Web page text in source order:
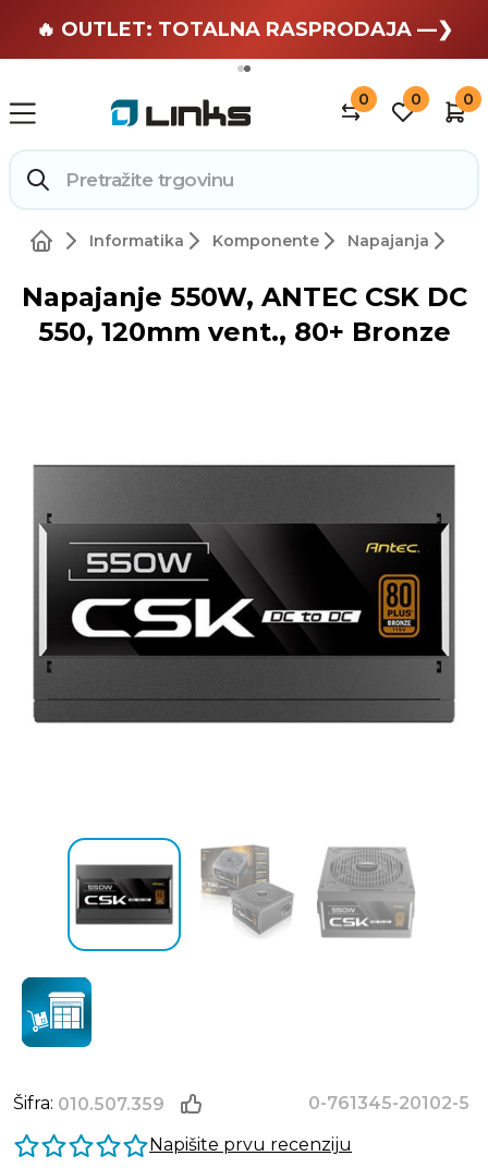
🏄 Zaslužuješ odmor —❯
🔥 OUTLET: TOTALNA RASPRODAJA —❯
0 0 0
Informatika Komponente Napajanja
Napajanje 550W, ANTEC CSK DC
550, 120mm vent., 80+ Bronze
Šifra: 010.507.359
0-761345-20102-5
Napišite prvu recenziju